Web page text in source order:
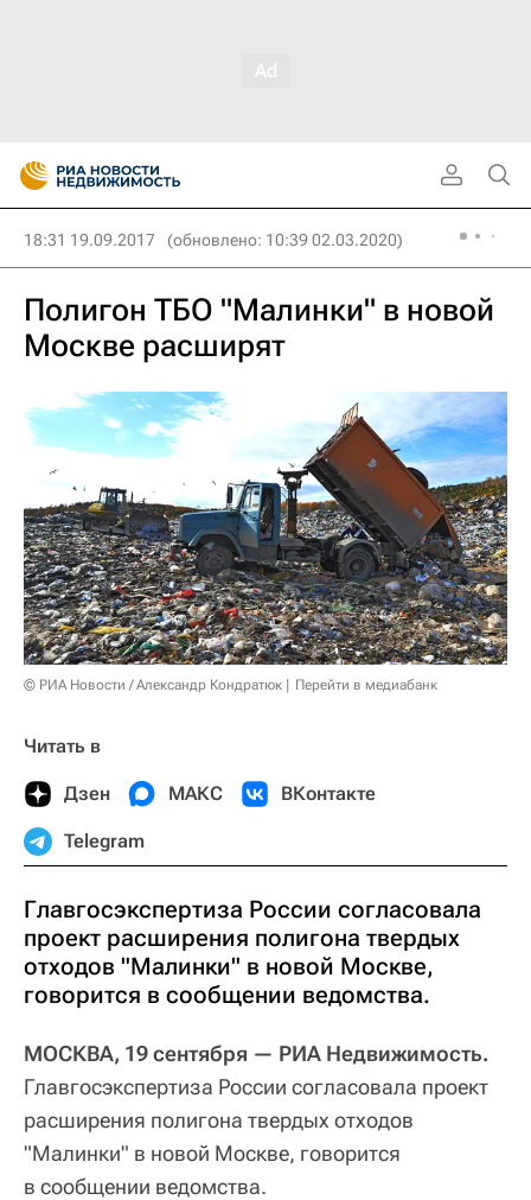
18:31 19.09.2017 (обновлено: 10:39 02.03.2020)
Полигон ТБО "Малинки" в новой
Москве расширят
© РИА Новости / Александр Кондратюк Перейти в медиабанк
Читать в
Дзен МАКС ВКонтакте
Telegram
Главгосэкспертиза России согласовала
проект расширения полигона твердых
отходов "Малинки" в новой Москве,
говорится в сообщении ведомства.
МОСКВА, 19 сентября — РИА Недвижимость.
Главгосэкспертиза России согласовала проект
расширения полигона твердых отходов
"Малинки" в новой Москве, говорится
в сообщении ведомства.